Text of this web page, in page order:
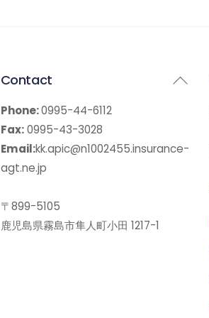
Back
Contact
Phone:0995-44-6112
Fax:0995-43-3028
Email:kk.apic@n1002455.insurance-
agt.ne.jp
〒899-5105
鹿児島県霧島市隼人町小田 1217-1